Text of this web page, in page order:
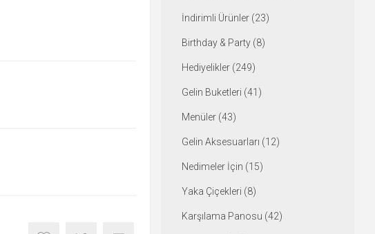
İndirimli Ürünler (23)
Birthday & Party (8)
Hediyelikler (249)
Gelin Buketleri (41)
Menüler (43)
Gelin Aksesuarları (12)
Nedimeler İçin (15)
Yaka Çiçekleri (8)
Karşılama Panosu (42)